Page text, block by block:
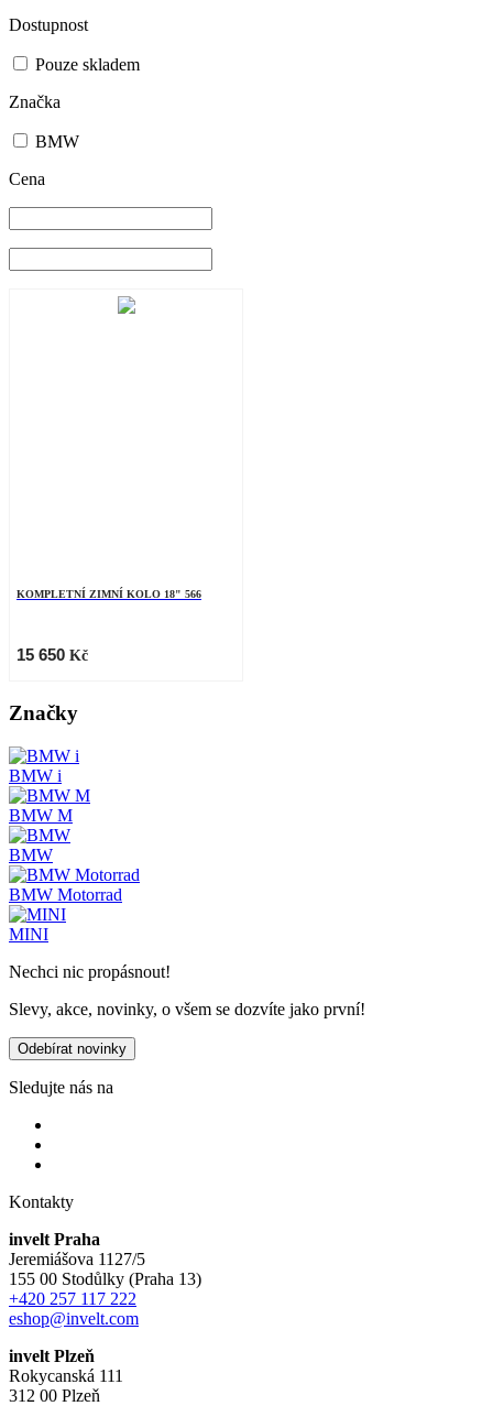
Dostupnost
Pouze skladem
Značka
BMW
Cena
KOMPLETNÍ ZIMNÍ KOLO 18" 566
15 650 Kč
Značky
BMW i
BMW M
BMW
BMW Motorrad
MINI
Nechci nic propásnout!
Slevy, akce, novinky, o všem se dozvíte jako první!
Odebírat novinky
Sledujte nás na
Kontakty
invelt Praha
Jeremiášova 1127/5
155 00 Stodůlky (Praha 13)
+420 257 117 222
eshop@invelt.com
invelt Plzeň
Rokycanská 111
312 00 Plzeň